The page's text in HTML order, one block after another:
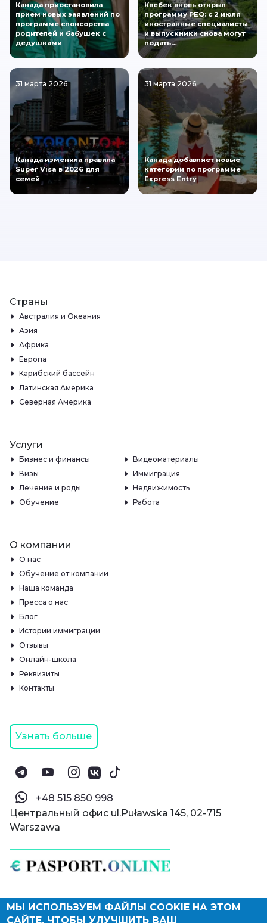
Канада приостановила
прием новых заявлений по
программе спонсорства
родителей и бабушек с
дедушками
Квебек вновь открыл
программу PEQ: с 2 июля
иностранные специалисты
и выпускники снова могут
подать…
31 марта 2026
Канада изменила правила
Super Visa в 2026 для
семей
31 марта 2026
Канада добавляет новые
категории по программе
Express Entry
© Паспорт Онлайн 2019—2026
Политика конфиденциальности
Страны
Австралия и Океания
Азия
Африка
Европа
Карибский бассейн
Латинская Америка
Северная Америка
Услуги
Бизнес и финансы
Видеоматериалы
Визы
Иммиграция
Лечение и роды
Недвижимость
Обучение
Работа
О компании
О нас
Обучение от компании
Наша команда
Пресса о нас
Блог
Истории иммиграции
Отзывы
Онлайн-школа
Реквизиты
Контакты
Узнать больше
‪+48 515 850 998‬
Центральный офис ul.Puławska 145, 02-715
Warszawa
МЫ ИСПОЛЬЗУЕМ ФАЙЛЫ COOKIE НА ЭТОМ
САЙТЕ, ЧТОБЫ УЛУЧШИТЬ ВАШ